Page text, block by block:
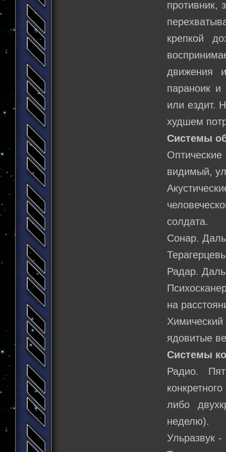
противник,
крепкой
движения
параноик и
или ездит.
худшем
Системы
видимый,
солдата.
Сонар.
Радар.
на
ядовитые
Системы
Радио.
либо
неделю).
Ульразвук